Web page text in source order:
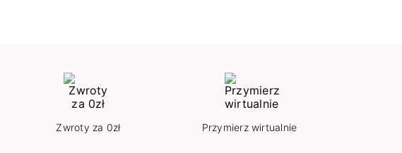
Zwroty za 0zł Przymierz wirtualnie